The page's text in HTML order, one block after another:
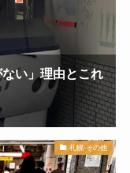
い」理由とこれ
札幌-その他